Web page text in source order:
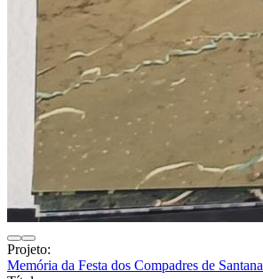
Projeto:
Memória da Festa dos Compadres de Santana